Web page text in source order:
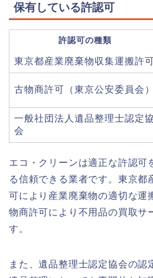
保有している許認可
許認可の種類
東京都産業廃棄物収集運搬許
古物商許可（東京公安委員会）
一般社団法人遺品整理士認定協
会
エコ・クリーンは適正な許認可
る信頼できる業者です。東京都
可により産業廃棄物の適切な運
物商許可により不用品の買取サ
す。
また、遺品整理士認定協会の認